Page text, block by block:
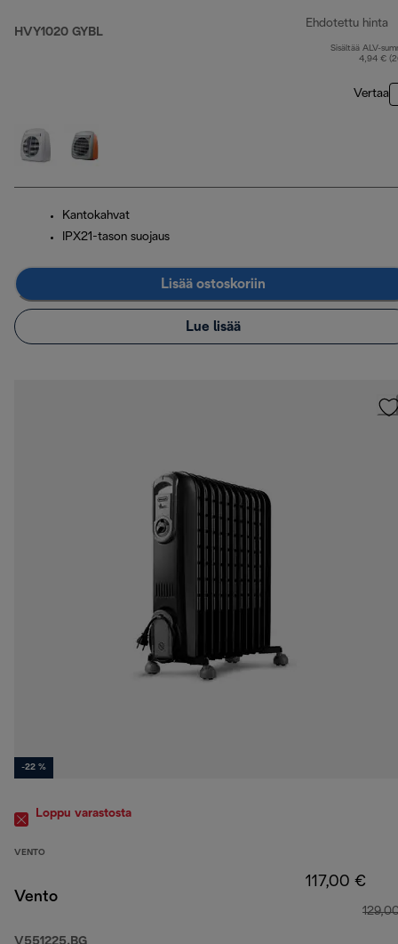
HVY1020 GYBL
Ehdotettu hinta
Sisältää ALV-
4,94 €
Vertaa
Kantokahvat
IPX21-tason suojaus
Lisää ostoskoriin
Lue lisää
-22 %
Loppu varastosta
VENTO
Vento
117,00 €